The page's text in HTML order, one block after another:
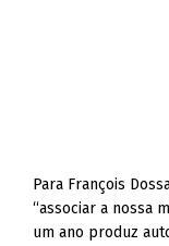
Para François
“associar a nossa
um ano produz